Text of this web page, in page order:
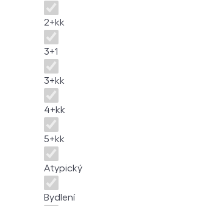
2+kk
3+1
3+kk
4+kk
5+kk
Atypický
Bydlení